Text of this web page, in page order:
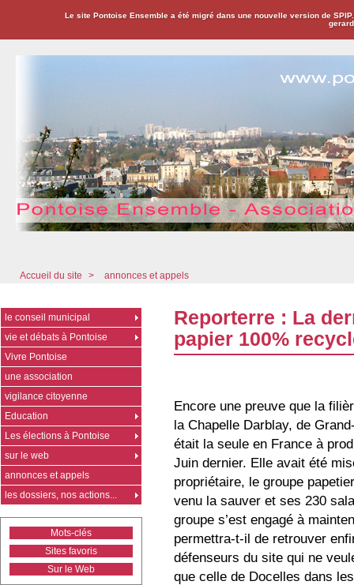
Le site Pontoise Ensemble a été migré dans une nouvelle version de
Accueil du site > annonces et appels
Reporterre : La
papier 100%
Encore une preuve que la
la Chapelle Darblay, de
était la seule en France à
Juin dernier. Elle avait été
propriétaire, le groupe
venu la sauver et ses 230
groupe s’est engagé à
permettra-t-il de retrouver
défenseurs du site qui ne
que celle de Docelles dans
le conseil municipal
vie et débats à Pontoise
Vivre Pontoise
une association
vigilance citoyenne
Education
Les élections à Pontoise
sur le web
annonces et appels
les dossiers, nos actions...
Mots-clés
Sites favoris
Sur le Web